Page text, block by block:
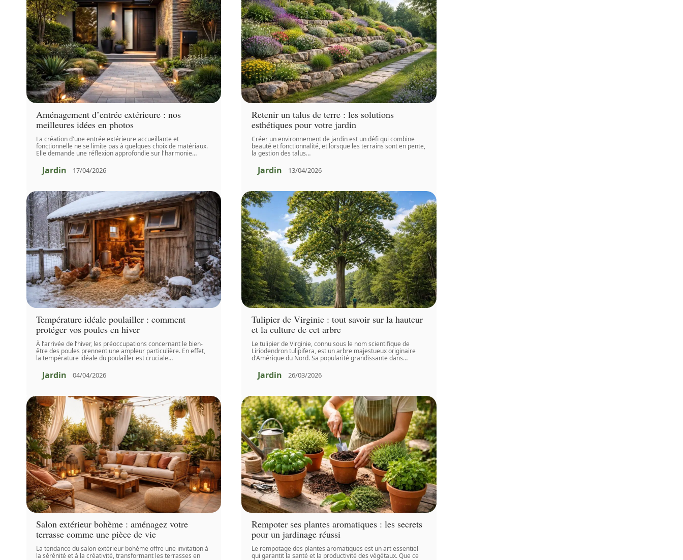
Aménagement d’entrée extérieure : nos
meilleures idées en photos
La création d'une entrée extérieure accueillante et
fonctionnelle ne se limite pas à quelques choix de matériaux.
Elle demande une réflexion approfondie sur l'harmonie…
Jardin 17/04/2026
Retenir un talus de terre : les solutions
esthétiques pour votre jardin
Créer un environnement de jardin est un défi qui combine
beauté et fonctionnalité, et lorsque les terrains sont en pente,
la gestion des talus…
Jardin 13/04/2026
Température idéale poulailler : comment
protéger vos poules en hiver
À l’arrivée de l’hiver, les préoccupations concernant le bien-
être des poules prennent une ampleur particulière. En effet,
la température idéale du poulailler est cruciale…
Jardin 04/04/2026
Tulipier de Virginie : tout savoir sur la hauteur
et la culture de cet arbre
Le tulipier de Virginie, connu sous le nom scientifique de
Liriodendron tulipifera, est un arbre majestueux originaire
d'Amérique du Nord. Sa popularité grandissante dans…
Jardin 26/03/2026
Salon extérieur bohème : aménagez votre
terrasse comme une pièce de vie
La tendance du salon extérieur bohème offre une invitation à
la sérénité et à la créativité, transformant les terrasses en
Rempoter ses plantes aromatiques : les secrets
pour un jardinage réussi
Le rempotage des plantes aromatiques est un art essentiel
qui garantit la santé et la productivité des végétaux. Que ce